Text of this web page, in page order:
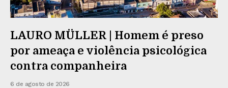
LAURO MÜLLER | Homem é preso
por ameaça e violência psicológica
contra companheira
6 de agosto de 2026